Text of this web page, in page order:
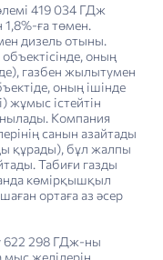
419 034 ГДж
ға төмен.
дизель отыны.
оның
газбен жылытумен
оның ішінде
жұмыс істейтін
Компания
санын азайтады
құрады), бұл жалпы
Табиғи газды
көмірқышқыл
ортаға аз әсер
622 298 ГДж-ны
желілерін